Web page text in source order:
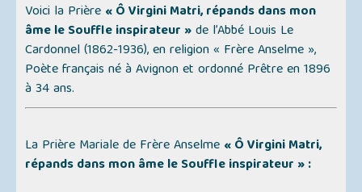
Voici la Prière « Ô Virgini Matri, répands dans mon
âme le Souffle inspirateur »de l’Abbé Louis Le
Cardonnel (1862-1936), en religion « Frère Anselme »,
Poète français né à Avignon et ordonné Prêtre en 1896
à 34 ans.
La Prière Mariale de Frère Anselme « Ô Virgini Matri,
répands dans mon âme le Souffle inspirateur » :